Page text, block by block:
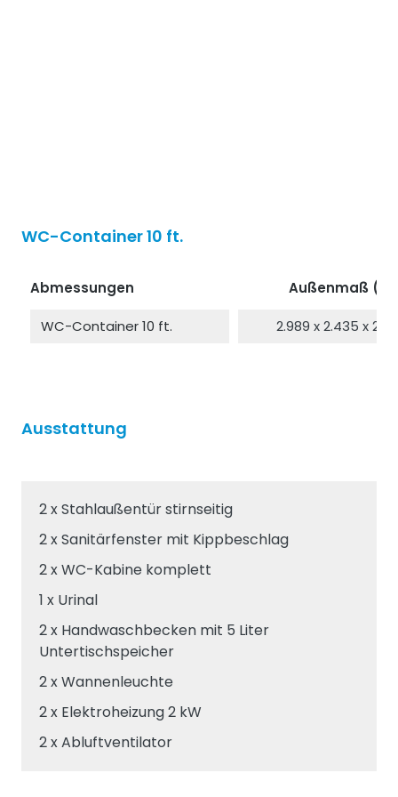
WC-Container 10 ft.
Abmessungen Außenmaß (L/
WC-Container 10 ft. 2.989 x 2.435 x
Ausstattung
2 x Stahlaußentür stirnseitig
2 x Sanitärfenster mit Kippbeschlag
2 x WC-Kabine komplett
1 x Urinal
2 x Handwaschbecken mit 5 Liter
Untertischspeicher
2 x Wannenleuchte
2 x Elektroheizung 2 kW
2 x Abluftventilator